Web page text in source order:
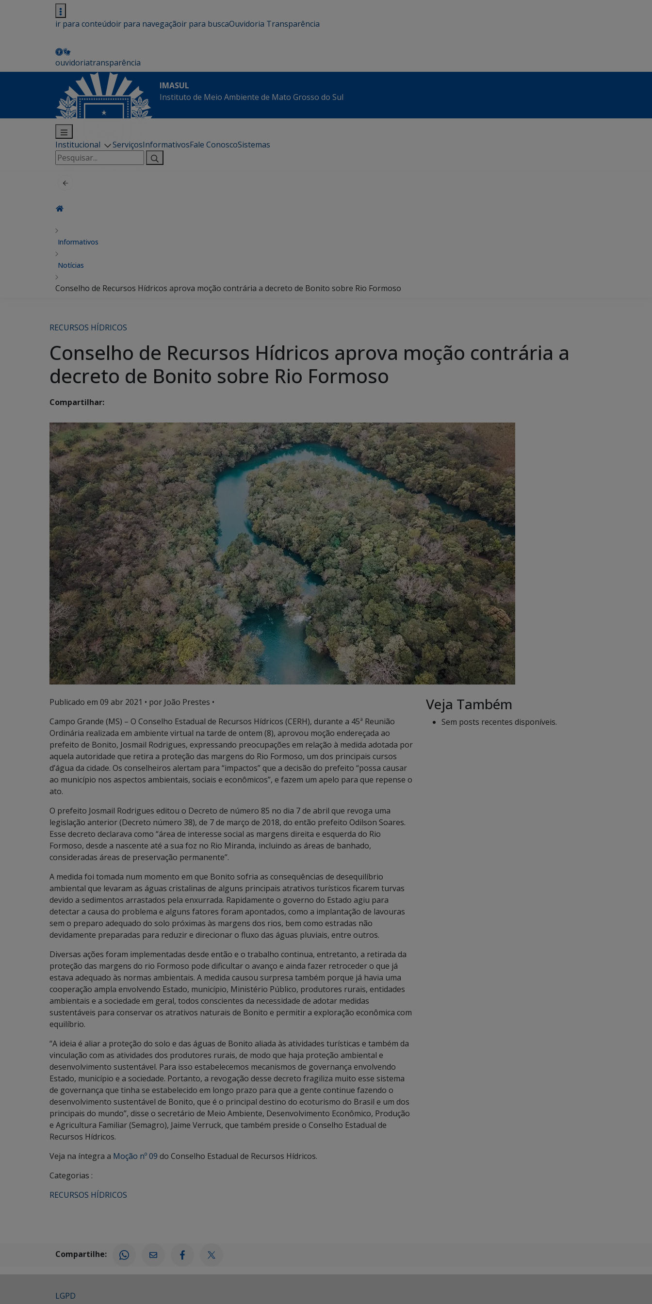
ir para conteúdoir para navegaçãoir para buscaOuvidoria Transparência
ouvidoriatransparência
IMASUL
Instituto de Meio Ambiente de Mato Grosso do Sul
Institucional ServiçosInformativosFale ConoscoSistemas
Pesquisar
por:
Informativos
Notícias
Conselho de Recursos Hídricos aprova moção contrária a decreto de Bonito sobre Rio Formoso
RECURSOS HÍDRICOS
Conselho de Recursos Hídricos aprova moção contrária a
decreto de Bonito sobre Rio Formoso
Compartilhar:
Publicado em 09 abr 2021 • por João Prestes •
Campo Grande (MS) – O Conselho Estadual de Recursos Hídricos (CERH), durante a 45ª Reunião
Ordinária realizada em ambiente virtual na tarde de ontem (8), aprovou moção endereçada ao
prefeito de Bonito, Josmail Rodrigues, expressando preocupações em relação à medida adotada por
aquela autoridade que retira a proteção das margens do Rio Formoso, um dos principais cursos
d’água da cidade. Os conselheiros alertam para “impactos” que a decisão do prefeito “possa causar
ao município nos aspectos ambientais, sociais e econômicos”, e fazem um apelo para que repense o
ato.
O prefeito Josmail Rodrigues editou o Decreto de número 85 no dia 7 de abril que revoga uma
legislação anterior (Decreto número 38), de 7 de março de 2018, do então prefeito Odilson Soares.
Esse decreto declarava como “área de interesse social as margens direita e esquerda do Rio
Formoso, desde a nascente até a sua foz no Rio Miranda, incluindo as áreas de banhado,
consideradas áreas de preservação permanente”.
A medida foi tomada num momento em que Bonito sofria as consequências de desequilíbrio
ambiental que levaram as águas cristalinas de alguns principais atrativos turísticos ficarem turvas
devido a sedimentos arrastados pela enxurrada. Rapidamente o governo do Estado agiu para
detectar a causa do problema e alguns fatores foram apontados, como a implantação de lavouras
sem o preparo adequado do solo próximas às margens dos rios, bem como estradas não
devidamente preparadas para reduzir e direcionar o fluxo das águas pluviais, entre outros.
Diversas ações foram implementadas desde então e o trabalho continua, entretanto, a retirada da
proteção das margens do rio Formoso pode dificultar o avanço e ainda fazer retroceder o que já
estava adequado às normas ambientais. A medida causou surpresa também porque já havia uma
cooperação ampla envolvendo Estado, município, Ministério Público, produtores rurais, entidades
ambientais e a sociedade em geral, todos conscientes da necessidade de adotar medidas
sustentáveis para conservar os atrativos naturais de Bonito e permitir a exploração econômica com
equilíbrio.
“A ideia é aliar a proteção do solo e das águas de Bonito aliada às atividades turísticas e também da
vinculação com as atividades dos produtores rurais, de modo que haja proteção ambiental e
desenvolvimento sustentável. Para isso estabelecemos mecanismos de governança envolvendo
Estado, município e a sociedade. Portanto, a revogação desse decreto fragiliza muito esse sistema
de governança que tinha se estabelecido em longo prazo para que a gente continue fazendo o
desenvolvimento sustentável de Bonito, que é o principal destino do ecoturismo do Brasil e um dos
principais do mundo”, disse o secretário de Meio Ambiente, Desenvolvimento Econômico, Produção
e Agricultura Familiar (Semagro), Jaime Verruck, que também preside o Conselho Estadual de
Recursos Hídricos.
Veja na íntegra a Moção nº 09 do Conselho Estadual de Recursos Hídricos.
Categorias :
RECURSOS HÍDRICOS
Veja Também
Sem posts recentes disponíveis.
Compartilhe:
LGPD